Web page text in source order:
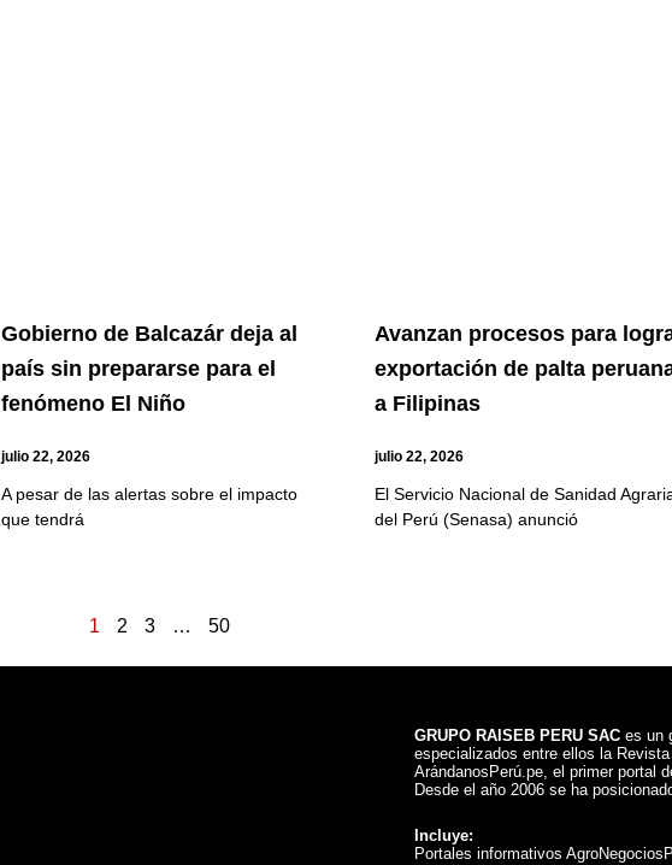
Gobierno de Balcazár deja al
país sin prepararse para el
fenómeno El Niño
julio 22, 2026
A pesar de las alertas sobre el impacto
que tendrá
Avanzan procesos para
exportación de palta
a Filipinas
julio 22, 2026
El Servicio Nacional de Sanidad
del Perú (Senasa) anunció
1 2 3 … 50
GRUPO RAISEB PERU SAC es un
especializados entre ellos la
ArándanosPerú.pe, el primer portal
Desde el año 2006 se ha
Incluye:
Portales informativos